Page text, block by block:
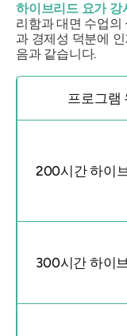
하이브리드 요가 강
리함과 대면 수업의
과 경제성 덕분에
음과 같습니다.
프로그램
200시간 하이
300시간 하이